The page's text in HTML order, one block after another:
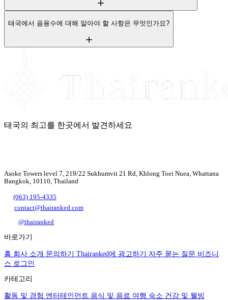
태국에서 음용수에 대해 알아야 할 사항은 무엇인가요?
태국의 최고를 한곳에서 발견하세요
Asoke Towers level 7, 219/22 Sukhumvit 21 Rd, Khlong Toei Nuea, Whattana
Bangkok, 10110, Thailand
(063) 195-4335
contact@thairanked.com
@thairanked
바로가기
홈 회사 소개 문의하기 Thairanked에 광고하기 자주 묻는 질문 비즈니
스 로그인
카테고리
활동 및 경험 엔터테인먼트 음식 및 음료 여행 숙소 건강 및 웰빙